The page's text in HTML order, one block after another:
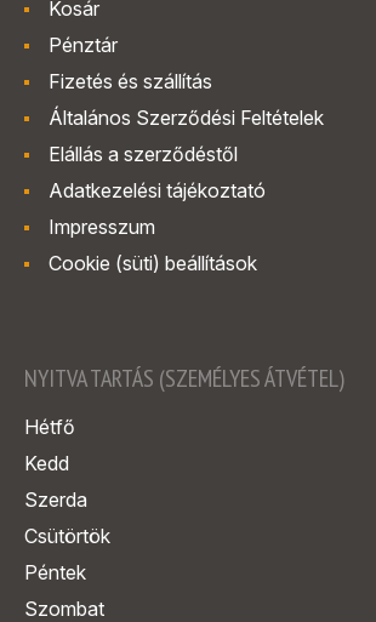
Kosár
Pénztár
Fizetés és szállítás
Általános Szerződési Feltételek
Elállás a szerződéstől
Adatkezelési tájékoztató
Impresszum
Cookie (süti) beállítások
NYITVA TARTÁS (SZEMÉLYES ÁTVÉTEL)
Hétfő
Kedd
Szerda
Csütörtök
Péntek
Szombat